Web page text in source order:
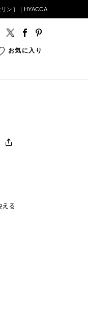
ン］｜HYACCA
お気に入り
る